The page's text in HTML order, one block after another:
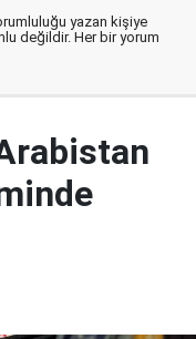
yazan kişiye
değildir. Her bir yorum